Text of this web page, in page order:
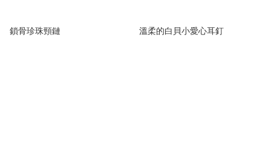
鎖骨珍珠頸鏈 溫柔的白貝小愛心耳釘